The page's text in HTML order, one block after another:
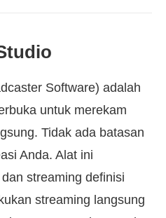
Software) adalah
untuk merekam
Tidak ada batasan
Anda. Alat ini
streaming definisi
streaming langsung